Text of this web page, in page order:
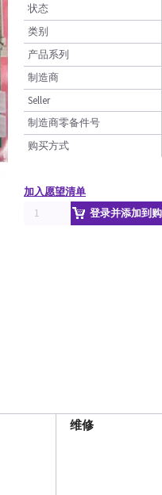
状态
类别
产品系列
制造商
Seller
制造商零备件号
购买方式
加入愿望清单
登录并添加到
维修